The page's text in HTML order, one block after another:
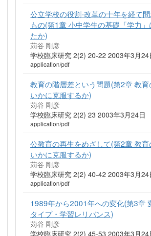
公立学校の役割-改革の十年を経て
もの(第1章 小中学生の基礎「学力
たか)
苅谷 剛彦
学校臨床研究 2(2) 20-22 2003年3月24
application/pdf
教育の階層差という問題(第2章 教
いかに克服するか)
苅谷 剛彦
学校臨床研究 2(2) 23 2003年3月24日
application/pdf
公教育の再生をめざして(第2章 教
いかに克服するか)
苅谷 剛彦
学校臨床研究 2(2) 40-42 2003年3月24
application/pdf
1989年から2001年への変化(第3章
タイプ・学習レリバンス)
苅谷 剛彦
学校臨床研究 2(2) 45-53 2003年3月24